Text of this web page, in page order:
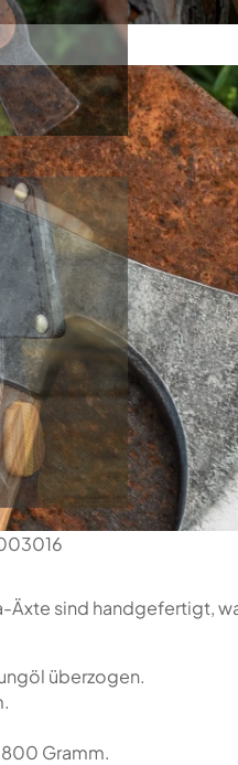
sind handgefertigt,
überzogen.
Gramm.